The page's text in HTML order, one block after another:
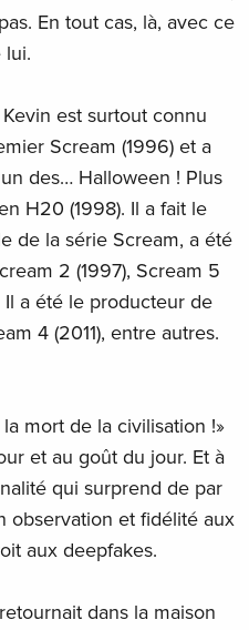
En tout cas, là, avec ce
lui.
est surtout connu
Scream (1996) et a
des… Halloween ! Plus
H20 (1998). Il a fait le
de la série Scream, a été
2 (1997), Scream 5
a été le producteur de
4 (2011), entre autres.
la mort de la civilisation !»
et au goût du jour. Et à
qui surprend de par
observation et fidélité aux
aux deepfakes.
dans la maison